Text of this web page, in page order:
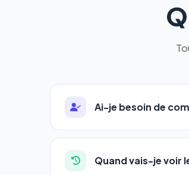
Ai-je besoin de
Absolument pas. Notre
auto-entrepreneurs, PME
l'adresse de votre site,
Quand vais-je voir